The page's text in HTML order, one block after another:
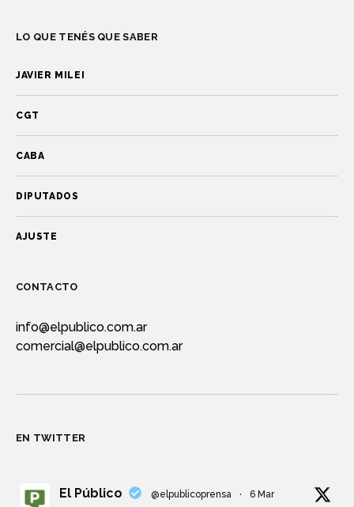
LO QUE TENÉS QUE SABER
JAVIER MILEI
CGT
CABA
DIPUTADOS
AJUSTE
CONTACTO
info@elpublico.com.ar
comercial@elpublico.com.ar
EN TWITTER
El Público @elpublicoprensa · 6 Mar